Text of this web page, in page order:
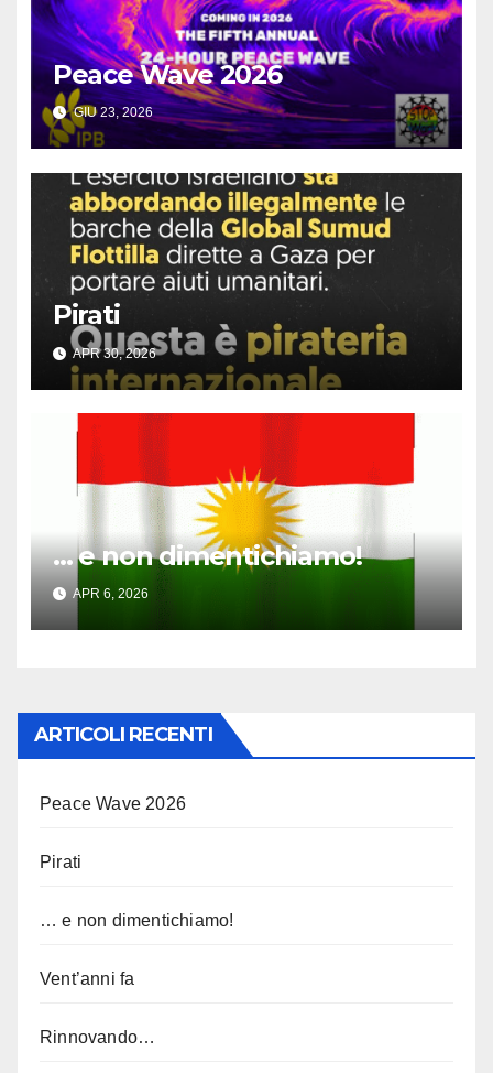
Peace Wave 2026
GIU 23, 2026
Pirati
APR 30, 2026
… e non dimentichiamo!
APR 6, 2026
ARTICOLI RECENTI
Peace Wave 2026
Pirati
… e non dimentichiamo!
Vent’anni fa
Rinnovando…